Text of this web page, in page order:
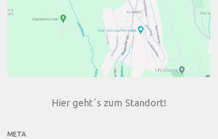
Hier geht´s zum Standort!
META